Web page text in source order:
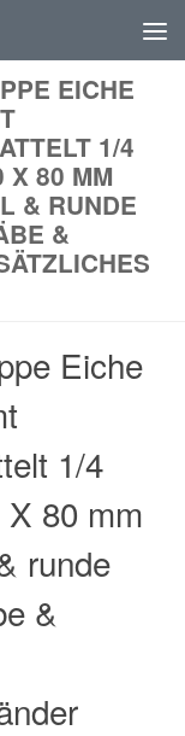
EICHE
1/4
X 80 MM
& RUNDE
&
Eiche
1/4
80 mm
runde
&